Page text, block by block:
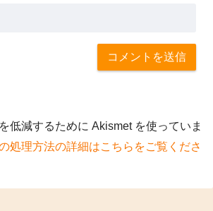
低減するために Akismet を使っていま
処理方法の詳細はこちらをご覧くださ